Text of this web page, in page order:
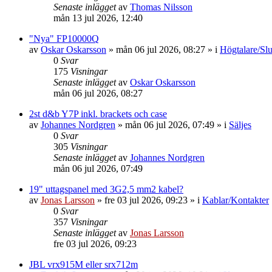
Senaste inläggetav Thomas Nilsson
mån 13 jul 2026, 12:40
"Nya" FP10000Q
av Oskar Oskarsson » mån 06 jul 2026, 08:27 » i Högtalare/
0 Svar
175 Visningar
Senaste inläggetav Oskar Oskarsson
mån 06 jul 2026, 08:27
2st d&b Y7P inkl. brackets och case
av Johannes Nordgren » mån 06 jul 2026, 07:49 » i Säljes
0 Svar
305 Visningar
Senaste inläggetav Johannes Nordgren
mån 06 jul 2026, 07:49
19" uttagspanel med 3G2,5 mm2 kabel?
av Jonas Larsson » fre 03 jul 2026, 09:23 » i Kablar/Kontakter
0 Svar
357 Visningar
Senaste inläggetav Jonas Larsson
fre 03 jul 2026, 09:23
JBL vrx915M eller srx712m